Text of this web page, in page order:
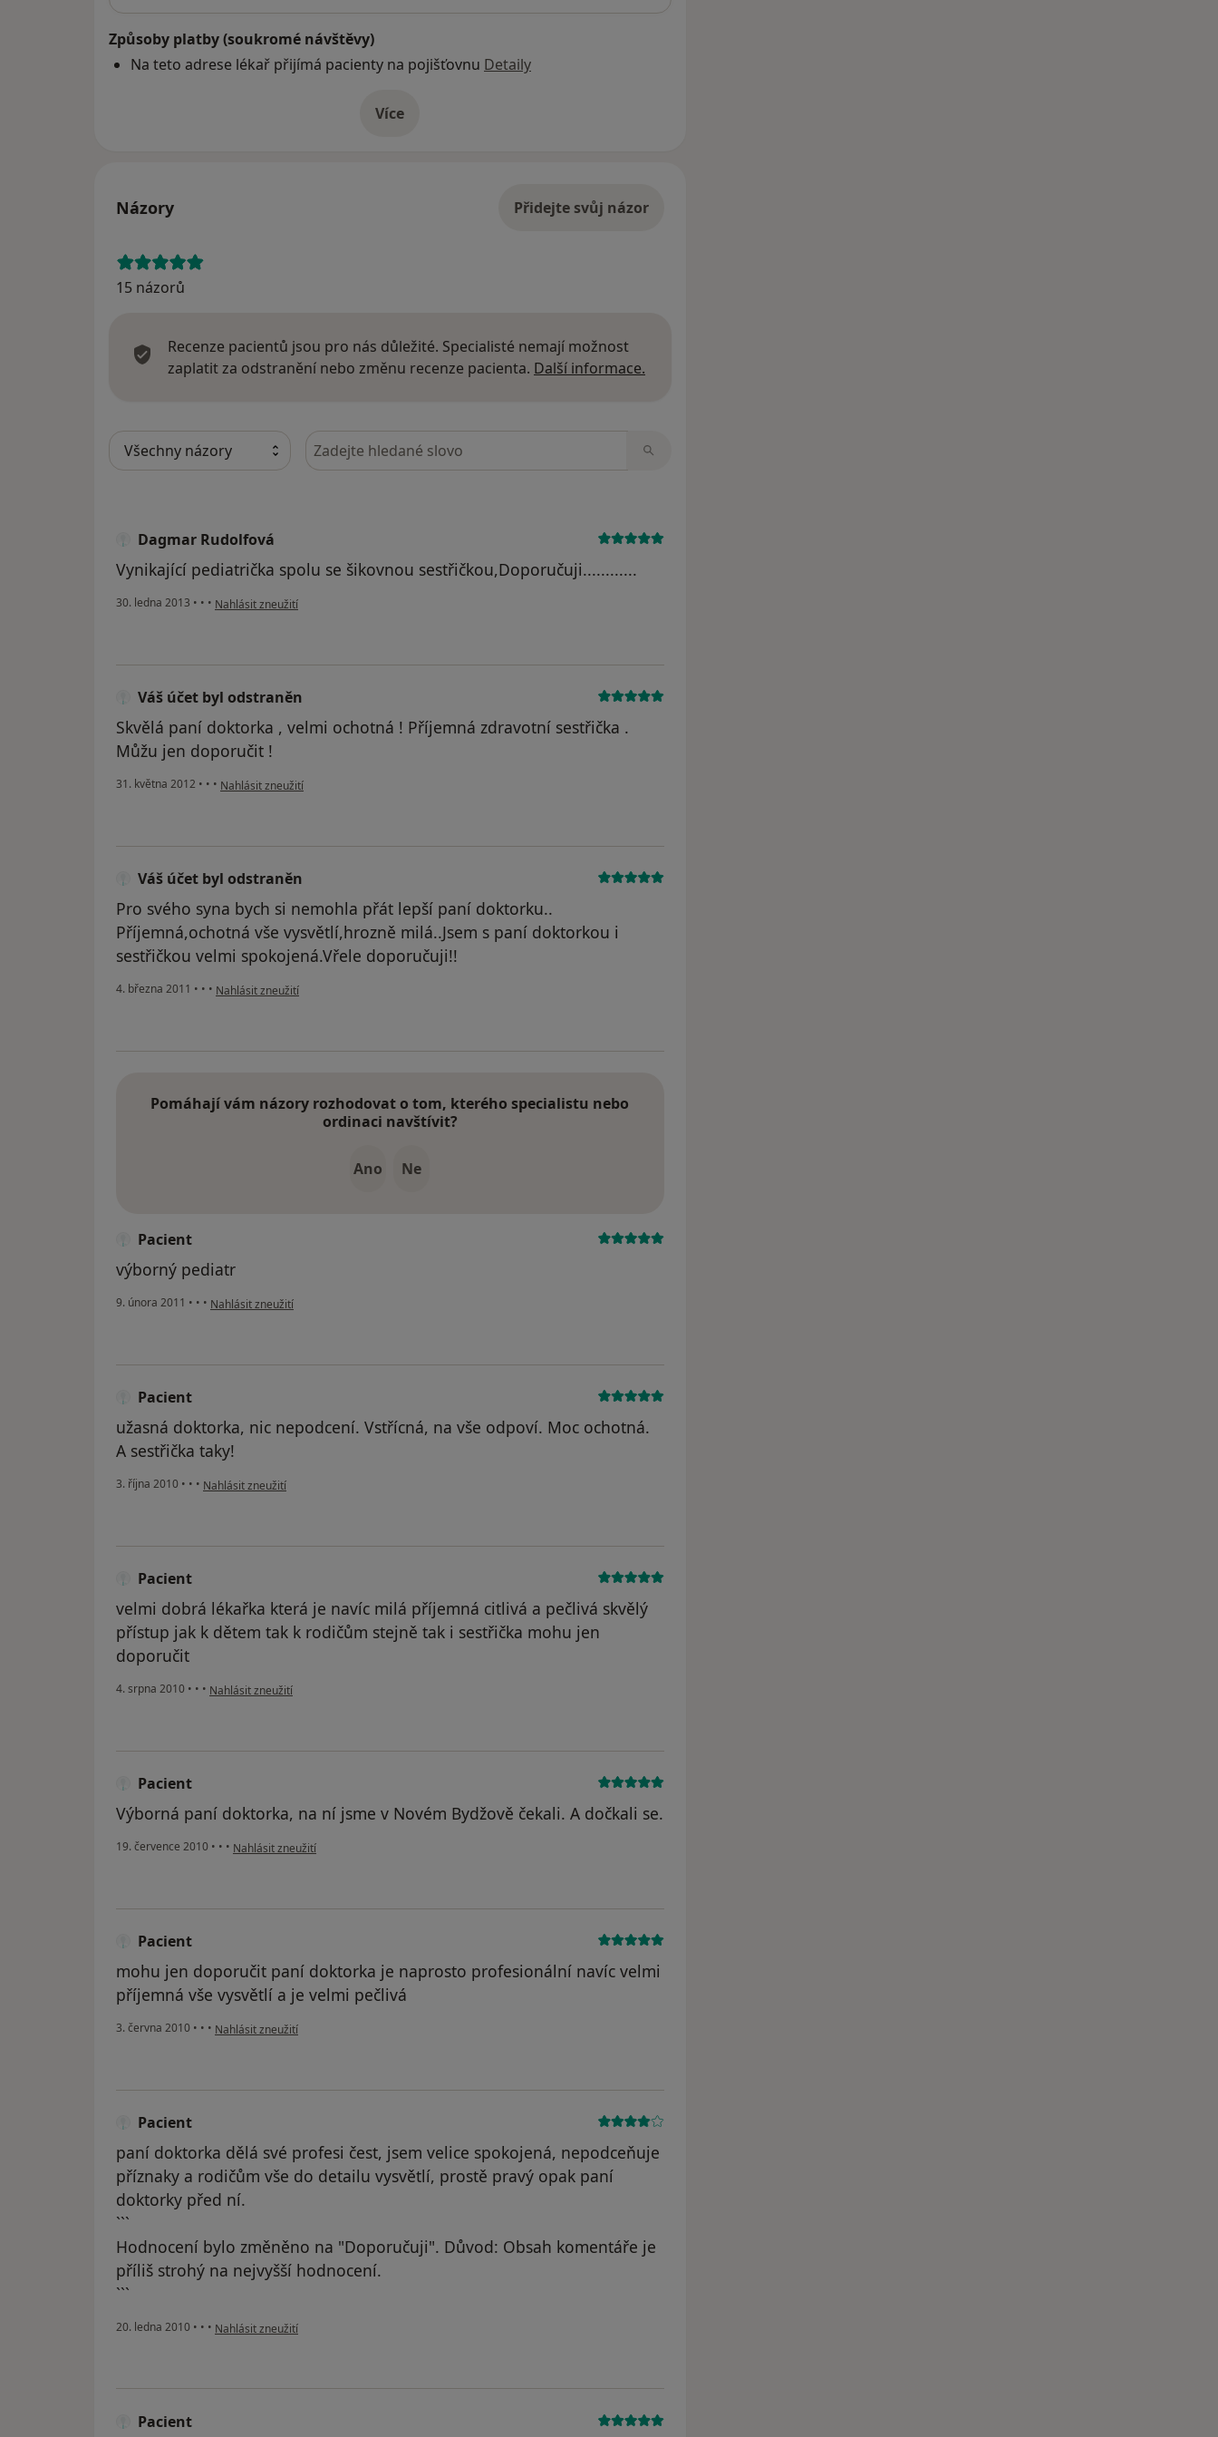
Způsoby platby (soukromé návštěvy)
Na teto adrese lékař přijímá pacienty na pojišťovnu Detaily
Víceo adrese
Názory Přidejte svůj názor
15 názorů
Recenze pacientů jsou pro nás důležité. Specialisté nemají možnost
zaplatit za odstranění nebo změnu recenze pacienta. Další informace.
Hledejte v názorech
Dagmar Rudolfová
Vynikající pediatrička spolu se šikovnou sestřičkou,Doporučuji............
30. ledna 2013 • • • podle názoru uživatele Dagmar Rudolfová
Nahlásit zneužití
Váš účet byl odstraněn
Skvělá paní doktorka , velmi ochotná ! Příjemná zdravotní sestřička .
Můžu jen doporučit !
31. května 2012 • • • podle názoru uživatele Váš účet byl odstraněn
Nahlásit zneužití
Váš účet byl odstraněn
Pro svého syna bych si nemohla přát lepší paní doktorku..
Příjemná,ochotná vše vysvětlí,hrozně milá..Jsem s paní doktorkou i
sestřičkou velmi spokojená.Vřele doporučuji!!
4. března 2011 • • • podle názoru uživatele Váš účet byl odstraněn
Nahlásit zneužití
Pomáhají vám názory rozhodovat o tom, kterého specialistu nebo
ordinaci navštívit?
Ano Ne
Pacient
výborný pediatr
9. února 2011 • • • podle názoru uživatele Pacient
Nahlásit zneužití
Pacient
užasná doktorka, nic nepodcení. Vstřícná, na vše odpoví. Moc ochotná.
A sestřička taky!
3. října 2010 • • • podle názoru uživatele Pacient
Nahlásit zneužití
Pacient
velmi dobrá lékařka která je navíc milá příjemná citlivá a pečlivá skvělý
přístup jak k dětem tak k rodičům stejně tak i sestřička mohu jen
doporučit
4. srpna 2010 • • • podle názoru uživatele Pacient
Nahlásit zneužití
Pacient
Výborná paní doktorka, na ní jsme v Novém Bydžově čekali. A dočkali se.
19. července 2010 • • • podle názoru uživatele Pacient
Nahlásit zneužití
Pacient
mohu jen doporučit paní doktorka je naprosto profesionální navíc velmi
příjemná vše vysvětlí a je velmi pečlivá
3. června 2010 • • • podle názoru uživatele Pacient
Nahlásit zneužití
Pacient
paní doktorka dělá své profesi čest, jsem velice spokojená, nepodceňuje
příznaky a rodičům vše do detailu vysvětlí, prostě pravý opak paní
doktorky před ní.
```
Hodnocení bylo změněno na "Doporučuji". Důvod: Obsah komentáře je
příliš strohý na nejvyšší hodnocení.
```
20. ledna 2010 • • • podle názoru uživatele Pacient
Nahlásit zneužití
Pacient